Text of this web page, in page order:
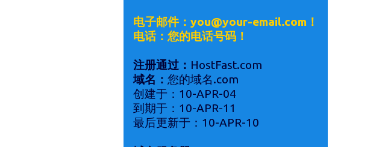
电子邮件：you@your-email.com！
电话：您的电话号码！
注册通过： HostFast.com
域名： 您的域名.com
创建于：10-APR-04
到期于：10-APR-11
最后更新于：10-APR-10